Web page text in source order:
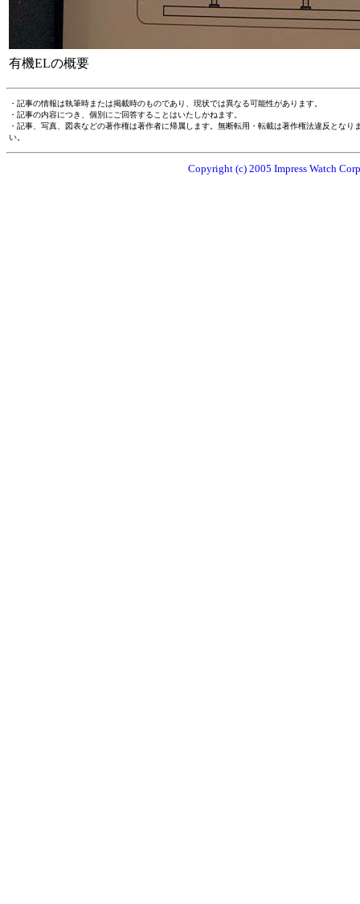
有機ELの概要
・記事の情報は執筆時または掲載時のものであり、現状では異なる可能性があります。
・記事の内容につき、個別にご回答することはいたしかねます。
・記事、写真、図表などの著作権は著作者に帰属します。無断転用・転載は著作権法違反とな
い。
Copyright (c) 2005 Impress Watch